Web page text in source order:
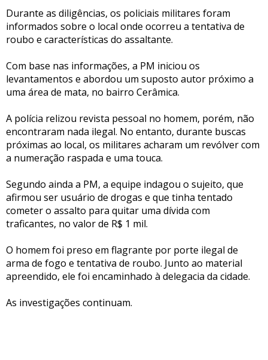
Durante as diligências, os policiais militares foram
informados sobre o local onde ocorreu a tentativa de
roubo e características do assaltante.
Com base nas informações, a PM iniciou os
levantamentos e abordou um suposto autor próximo a
uma área de mata, no bairro Cerâmica.
A polícia relizou revista pessoal no homem, porém, não
encontraram nada ilegal. No entanto, durante buscas
próximas ao local, os militares acharam um revólver com
a numeração raspada e uma touca.
Segundo ainda a PM, a equipe indagou o sujeito, que
afirmou ser usuário de drogas e que tinha tentado
cometer o assalto para quitar uma dívida com
traficantes, no valor de R$ 1 mil.
O homem foi preso em flagrante por porte ilegal de
arma de fogo e tentativa de roubo. Junto ao material
apreendido, ele foi encaminhado à delegacia da cidade.
As investigações continuam.